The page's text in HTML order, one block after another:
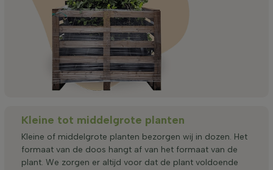
Kleine tot middelgrote planten
Kleine of middelgrote planten bezorgen wij in dozen. Het
formaat van de doos hangt af van het formaat van de
plant. We zorgen er altijd voor dat de plant voldoende